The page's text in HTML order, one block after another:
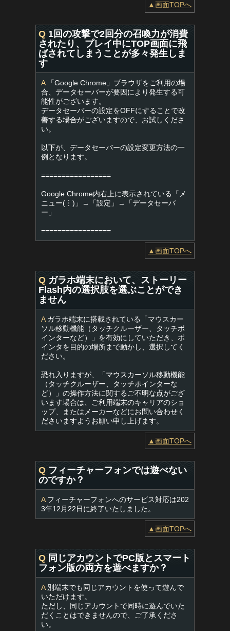
▲画面TOPへ
Q 1回の攻撃で2回分の召喚力が消費
されたり、プレイ中にTOP画面に飛
ばされてしまうことが多々発生しま
す
A「Google Chrome」ブラウザをご利用の場
合、データセーバーが要因により発生する可
能性がございます。
データセーバーの設定をOFFにすることで改
善する場合がございますので、お試しくださ
い。
以下が、データセーバーの設定変更方法の一
例となります。
=================
Google Chrome内右上に表示されている「メ
ニュー(︙)」→「設定」→「データセーバ
ー」
=================
▲画面TOPへ
Q ガラホ端末において、ストーリー
Flash内の選択肢を選ぶことができ
ません
Aガラホ端末に搭載されている「マウスカー
ソル移動機能（タッチクルーザー、タッチポ
インターなど）」を有効にしていただき、ポ
インタを目的の場所まで動かし、選択してく
ださい。
恐れ入りますが、「マウスカーソル移動機能
（タッチクルーザー、タッチポインターな
ど）」の操作方法に関するご不明な点がござ
います場合は、ご利用端末のキャリアのショ
ップ、またはメーカーなどにお問い合わせく
ださいますようお願い申し上げます。
▲画面TOPへ
Q フィーチャーフォンでは遊べない
のですか？
Aフィーチャーフォンへのサービス対応は202
3年12月22日に終了いたしました。
▲画面TOPへ
Q 同じアカウントでPC版とスマート
フォン版の両方を遊べますか？
A別端末でも同じアカウントを使って遊んで
いただけます。
ただし、同じアカウントで同時に遊んでいた
だくことはできませんので、ご了承くださ
い。